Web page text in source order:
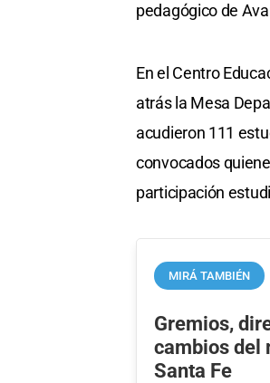
pedagógico de
En el Centro
atrás la Mesa
acudieron 111
convocados
participación
MIRÁ TAMBIÉN
Gremios,
cambios del
Santa Fe